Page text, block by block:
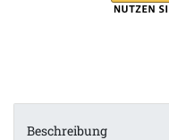
Beschreibung